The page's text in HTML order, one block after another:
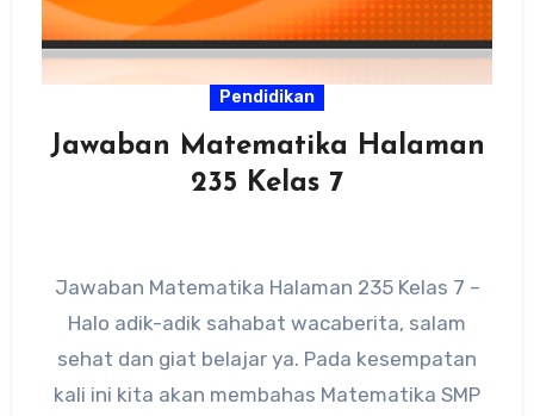
Pendidikan
Jawaban Matematika Halaman
235 Kelas 7
Jawaban Matematika Halaman 235 Kelas 7 –
Halo adik-adik sahabat wacaberita, salam
sehat dan giat belajar ya. Pada kesempatan
kali ini kita akan membahas Matematika SMP